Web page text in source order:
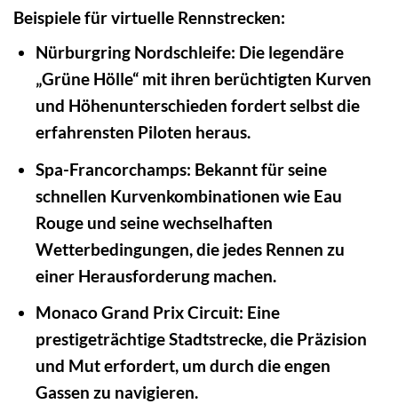
Beispiele für virtuelle Rennstrecken:
Nürburgring Nordschleife: Die legendäre
„Grüne Hölle“ mit ihren berüchtigten Kurven
und Höhenunterschieden fordert selbst die
erfahrensten Piloten heraus.
Spa-Francorchamps: Bekannt für seine
schnellen Kurvenkombinationen wie Eau
Rouge und seine wechselhaften
Wetterbedingungen, die jedes Rennen zu
einer Herausforderung machen.
Monaco Grand Prix Circuit: Eine
prestigeträchtige Stadtstrecke, die Präzision
und Mut erfordert, um durch die engen
Gassen zu navigieren.